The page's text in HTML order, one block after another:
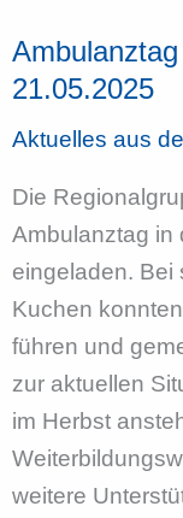
am
21.05.2025
21.05.2025
Aktuelles aus
Die
Ambulanztag in
eingeladen. Bei
Kuchen
führen und
zur aktuellen
im Herbst
weitere